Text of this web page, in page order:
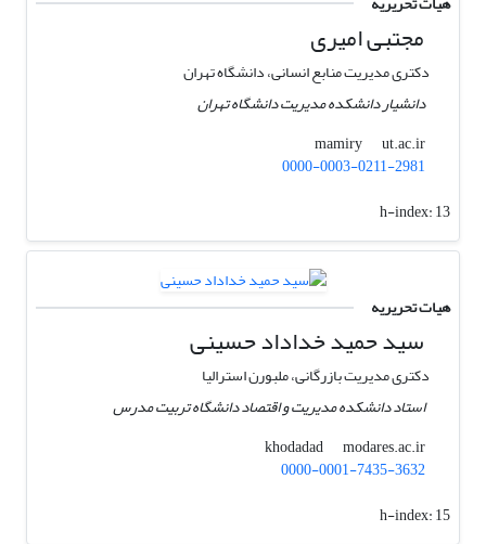
مجتبی امیری
دکتری مدیریت منابع انسانی، دانشگاه تهران
دانشیار دانشکده مدیریت دانشگاه تهران
mamiry
ut.ac.ir
0000-0003-0211-2981
h-index:13
هیات تحریریه
سید حمید خداداد حسینی
دکتری مدیریت بازرگانی، ملبورن استرالیا
استاد دانشکده مدیریت و اقتصاد دانشگاه تربیت مدرس
khodadad
modares.ac.ir
0000-0001-7435-3632
h-index:15